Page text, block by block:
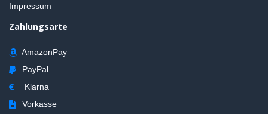
Impressum
Zahlungsarte
AmazonPay
PayPal
Klarna
Vorkasse